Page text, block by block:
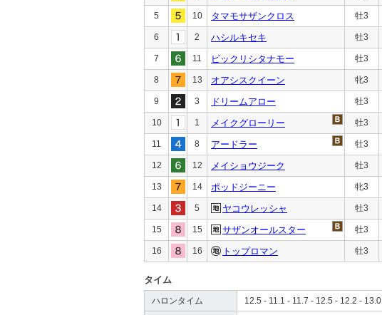
5 10 タマモサザンクロス 牡3
6 2 ハシルキセキ 牡3
7 11 ビックリシタナモー 牡3
8 13 オアシスクイーン 牝3
9 3 ドリームアロー 牡3
10 1 メイクグローリー 牡3
11 8 アードラー 牡3
12 12 メイショウジーク 牡3
13 14 ポッドジーニー 牝3
14 5 ヤコウレッシャ 牡3
15 15 サザンオールスター 牡3
16 16 トップロマン 牡3
タイム
ハロンタイム 12.5 - 11.1 - 11.7 - 12.5 - 12.2 - 13.0